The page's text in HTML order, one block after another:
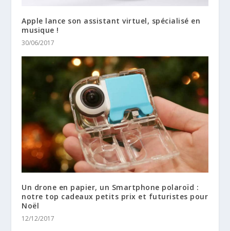
Apple lance son assistant virtuel, spécialisé en
musique !
30/06/2017
Un drone en papier, un Smartphone polaroïd :
notre top cadeaux petits prix et futuristes pour
Noël
12/12/2017